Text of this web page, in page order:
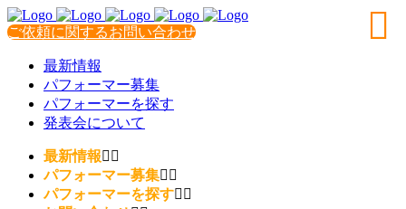
ご依頼に関するお問い合わせ
最新情報
パフォーマー募集
パフォーマーを探す
発表会について
最新情報
パフォーマー募集
パフォーマーを探す